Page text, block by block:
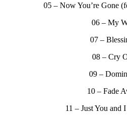
05 – Now You’re Gone
06 – My
07 –
08 – Cry
09 –
10 – Fade
11 – Just You and